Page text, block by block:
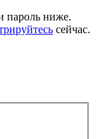
пароль ниже.
сейчас.